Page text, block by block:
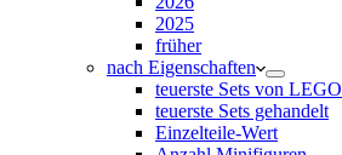
2025
früher
nach Eigenschaften
teuerste Sets von LEGO
teuerste Sets gehandelt
Einzelteile-Wert